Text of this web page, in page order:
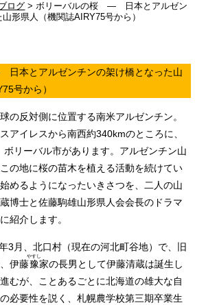
ログ >ボリーバルの桜 ― 日本とアルゼン
山形県人（機関誌AIRY75号から）
本とアルゼンチンの架け橋となった山
号から）
の反対側に位置する南米アルゼンチン。
アイレスから南西約340kmのところに、
ボリーバル市があります。アルゼンチン山
の地に桜の苗木を植える活動を続けてい
めるようになったいきさつを、二人の山
博士と佐藤駒雄山形県人会会長のドラマ
紹介します。
3月、北口村（現在の河北町谷地）で、旧
伊藤豫
やすし
家の長男として伊藤清蔵は誕生し
むが、ことあるごとに北海道の雄大な自
必要性を説く、札幌農学校第三期卒業生